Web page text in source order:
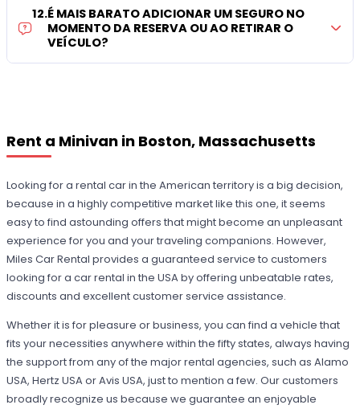
12.É MAIS BARATO ADICIONAR UM SEGURO NO
MOMENTO DA RESERVA OU AO RETIRAR O
VEÍCULO?
Rent a Minivan in Boston, Massachusetts
Looking for a rental car in the American territory is a big decision,
because in a highly competitive market like this one, it seems
easy to find astounding offers that might become an unpleasant
experience for you and your traveling companions. However,
Miles Car Rental provides a guaranteed service to customers
looking for a car rental in the USA by offering unbeatable rates,
discounts and excellent customer service assistance.
Whether it is for pleasure or business, you can find a vehicle that
fits your necessities anywhere within the fifty states, always having
the support from any of the major rental agencies, such as Alamo
USA, Hertz USA or Avis USA, just to mention a few. Our customers
broadly recognize us because we guarantee an enjoyable